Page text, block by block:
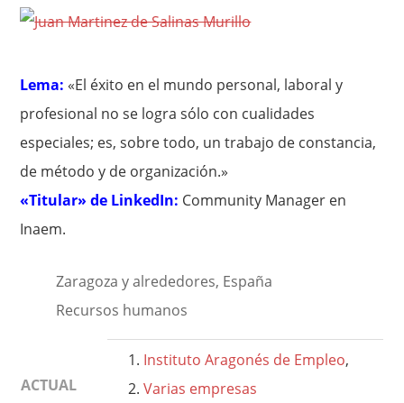
Lema: «El éxito en el mundo personal, laboral y
profesional no se logra sólo con cualidades
especiales; es, sobre todo, un trabajo de constancia,
de método y de organización.»
«Titular» de LinkedIn: Community Manager en
Inaem.
Zaragoza y alrededores, España
Recursos humanos
ACTUAL
Instituto Aragonés de Empleo,
Varias empresas